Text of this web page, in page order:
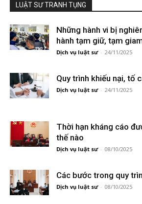
LUẬT SƯ TRANH TỤNG
Những hành vi bị
hành tạm giữ, tạm
Dịch vụ luật sư - 24/11/2025
Quy trình khiếu nại, tố
Dịch vụ luật sư - 24/11/2025
Thời hạn kháng cáo
thế nào
Dịch vụ luật sư - 08/10/2025
Các bước trong quy
Dịch vụ luật sư - 08/10/2025